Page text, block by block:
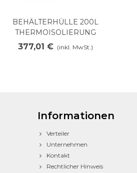
In den Warenkorb legen
BEHÄLTERHÜLLE 200L
THERMOISOLIERUNG
377,01 € (inkl. MwSt.)
Informationen
Verteiler
Unternehmen
Kontakt
Rechtlicher Hinweis